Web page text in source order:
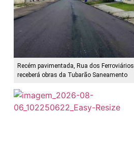
Recém pavimentada, Rua dos Ferroviários
receberá obras da Tubarão Saneamento